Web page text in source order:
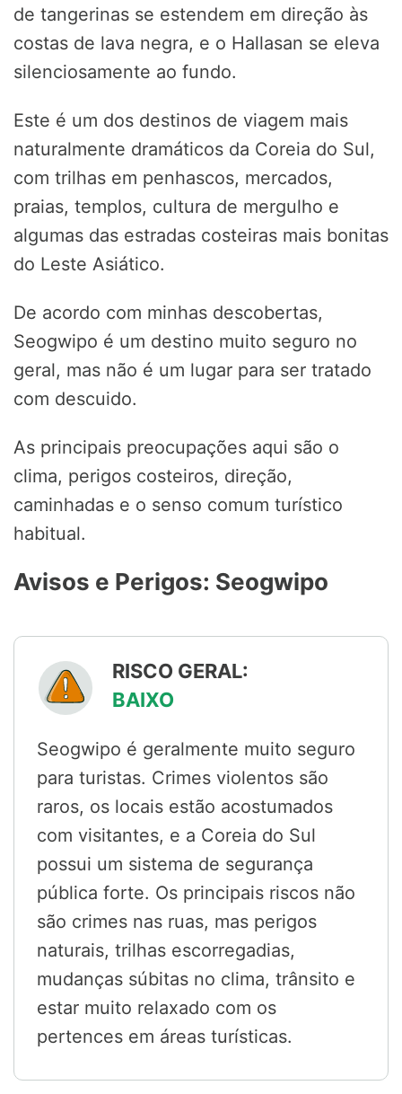
de tangerinas se estendem em direção às
costas de lava negra, e o Hallasan se eleva
silenciosamente ao fundo.
Este é um dos destinos de viagem mais
naturalmente dramáticos da Coreia do Sul,
com trilhas em penhascos, mercados,
praias, templos, cultura de mergulho e
algumas das estradas costeiras mais bonitas
do Leste Asiático.
De acordo com minhas descobertas,
Seogwipo é um destino muito seguro no
geral, mas não é um lugar para ser tratado
com descuido.
As principais preocupações aqui são o
clima, perigos costeiros, direção,
caminhadas e o senso comum turístico
habitual.
Avisos e Perigos: Seogwipo
RISCO GERAL:
BAIXO
Seogwipo é geralmente muito seguro
para turistas. Crimes violentos são
raros, os locais estão acostumados
com visitantes, e a Coreia do Sul
possui um sistema de segurança
pública forte. Os principais riscos não
são crimes nas ruas, mas perigos
naturais, trilhas escorregadias,
mudanças súbitas no clima, trânsito e
estar muito relaxado com os
pertences em áreas turísticas.